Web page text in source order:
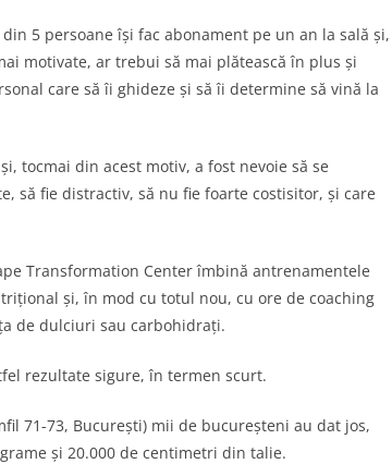
5 persoane își fac abonament pe un an la sală și,
motivate, ar trebui să mai plătească în plus și
care să îi ghideze și să îi determine să vină la
tocmai din acest motiv, a fost nevoie să se
să fie distractiv, să nu fie foarte costisitor, și care
Transformation Center îmbină antrenamentele
și, în mod cu totul nou, cu ore de coaching
de dulciuri sau carbohidrați.
rezultate sigure, în termen scurt.
71-73, București) mii de bucureșteni au dat jos,
și 20.000 de centimetri din talie.